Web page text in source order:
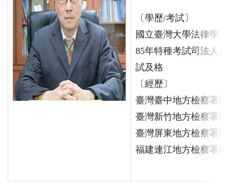
〔學歷/考試〕
國立臺灣大學法律學
85年特種考試司法人
試及格
〔經歷〕
臺灣臺中地方檢察署檢
臺灣新竹地方檢察署檢
臺灣屏東地方檢察署檢
福建連江地方檢察署檢